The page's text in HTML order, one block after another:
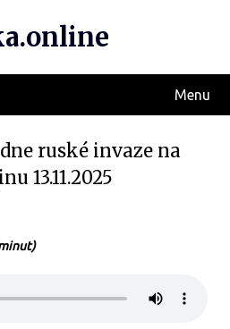
Menu
dne ruské invaze na
13.11.2025